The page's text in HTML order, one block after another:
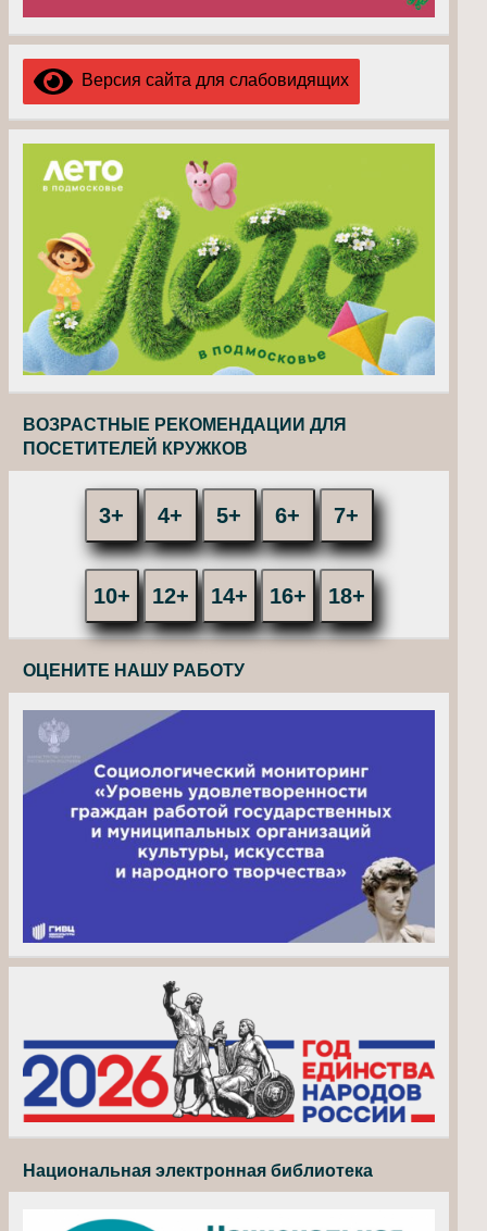
Версия сайта для слабовидящих
ВОЗРАСТНЫЕ РЕКОМЕНДАЦИИ ДЛЯ
ПОСЕТИТЕЛЕЙ КРУЖКОВ
3+ 4+ 5+ 6+ 7+
10+ 12+ 14+ 16+ 18+
ОЦЕНИТЕ НАШУ РАБОТУ
Национальная электронная библиотека